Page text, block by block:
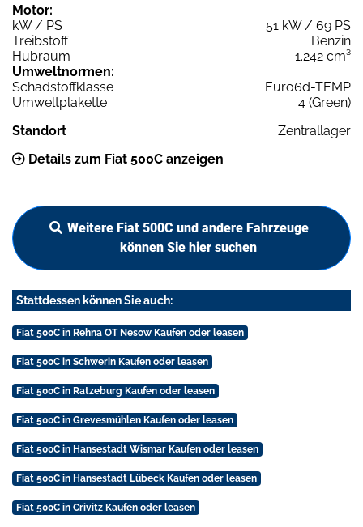
Motor:
kW / PS
51 kW / 69 PS
Treibstoff
Benzin
Hubraum
1.242 cm³
Umweltnormen:
Schadstoffklasse
Euro6d-TEMP
Umweltplakette
4 (Green)
Standort
Zentrallager
Details zum Fiat 500C anzeigen
Weitere Fiat 500C und andere Fahrzeuge
können Sie hier suchen
Stattdessen können Sie auch:
Fiat 500C in Rehna OT Nesow Kaufen oder leasen
Fiat 500C in Schwerin Kaufen oder leasen
Fiat 500C in Ratzeburg Kaufen oder leasen
Fiat 500C in Grevesmühlen Kaufen oder leasen
Fiat 500C in Hansestadt Wismar Kaufen oder leasen
Fiat 500C in Hansestadt Lübeck Kaufen oder leasen
Fiat 500C in Crivitz Kaufen oder leasen